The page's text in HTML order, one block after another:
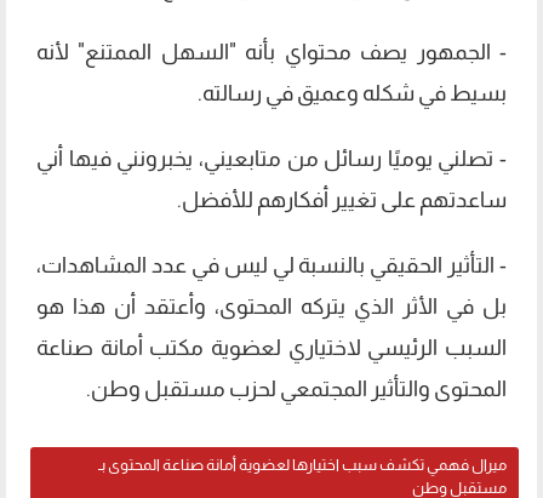
- الجمهور يصف محتواي بأنه "السهل الممتنع" لأنه
بسيط في شكله وعميق في رسالته.
- تصلني يوميًا رسائل من متابعيني، يخبرونني فيها أني
ساعدتهم على تغيير أفكارهم للأفضل.
- التأثير الحقيقي بالنسبة لي ليس في عدد المشاهدات،
بل في الأثر الذي يتركه المحتوى، وأعتقد أن هذا هو
السبب الرئيسي لاختياري لعضوية مكتب أمانة صناعة
المحتوى والتأثير المجتمعي لحزب مستقبل وطن.
ميرال فهمي تكشف سبب اختيارها لعضوية أمانة صناعة المحتوى بـ
مستقبل وطن